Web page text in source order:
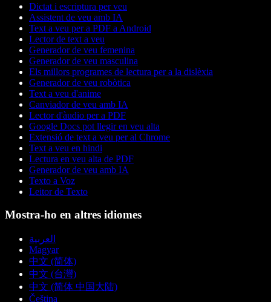
Dictat i escriptura per veu
Assistent de veu amb IA
Text a veu per a PDF a Android
Lector de text a veu
Generador de veu femenina
Generador de veu masculina
Els millors programes de lectura per a la dislèxia
Generador de veu robòtica
Text a veu d'anime
Canviador de veu amb IA
Lector d'àudio per a PDF
Google Docs pot llegir en veu alta
Extensió de text a veu per al Chrome
Text a veu en hindi
Lectura en veu alta de PDF
Generador de veu amb IA
Texto a Voz
Leitor de Texto
Mostra-ho en altres idiomes
العربية
Magyar
中文 (简体)
中文 (台灣)
中文 (简体 中国大陆)
Čeština